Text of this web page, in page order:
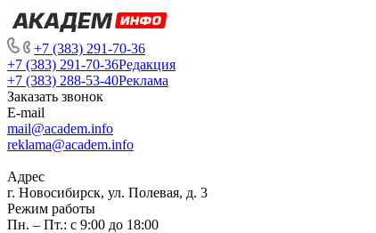
+7 (383) 291-70-36
+7 (383) 291-70-36Редакция
+7 (383) 288-53-40Реклама
Заказать звонок
E-mail
mail@academ.info
reklama@academ.info
Адрес
г. Новосибирск, ул. Полевая, д. 3
Режим работы
Пн. – Пт.: с 9:00 до 18:00